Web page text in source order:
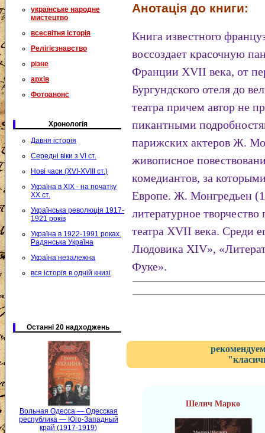
українське народне
мистецтво
всесвітня історія
Релігієзнавство
різне
архів
Фотоанонс
Хронологія
Давня історія
Середні віки з VI ст.
Нові часи (XVI-XVIII ст.)
Україна в XIX - на початку
XX ст.
Українська революція 1917-
1921 років
Україна в 1922-1991 роках.
Радянська Україна
Україна незалежна
вся історія в одній книзі
Останні 20 надходжень
Вольная Одесса — Одесская
республика — Юго-Западный
край (1917-1919)
Анотація до книги:
Книга известного
воссоздает красочную
Франции XVII века, от
Бургундского отеля до
театра причем автор не
пикантными
парижских актеров Ж.
живописное
комедиантов, за
Европе. Ж. Монгредьен
литературное
театра XVII века. Среди
Людовика XIV»,
Фуке».
Шелич Марко